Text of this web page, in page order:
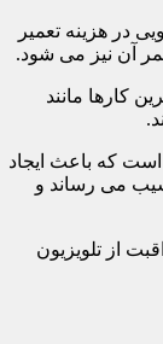
در هزینه تعمیر
آن نیز می شود.
کارها مانند
است که باعث ایجاد
می رساند و
مراقبت از تلویزیون